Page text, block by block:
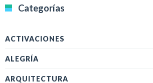
Categorías
ACTIVACIONES
ALEGRÍA
ARQUITECTURA